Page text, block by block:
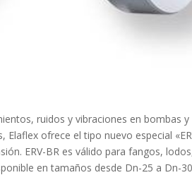
ruidos y vibraciones en bombas
ofrece el tipo nuevo especial
ERV-BR es válido para fangos,
en tamaños desde Dn-25 a Dn-